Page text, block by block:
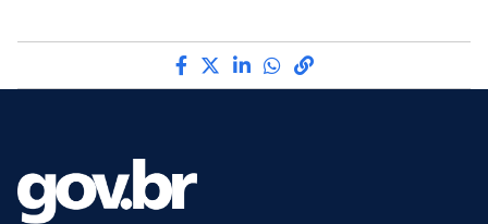
Compartilhe por Facebook
Compartilhe por Twitter
Compartilhe por
Compartilhe por
link para Copiar